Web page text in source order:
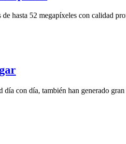
hasta 52 megapíxeles con calidad
con día, también han generado